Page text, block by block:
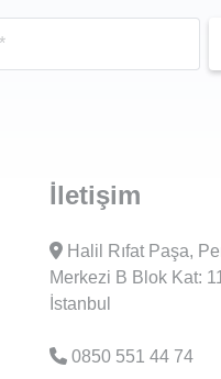
İletişim
Halil Rıfat Paşa,
Merkezi B Blok Kat:
İstanbul
0850 551 44 74